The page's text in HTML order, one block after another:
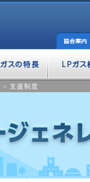
> 支援制度